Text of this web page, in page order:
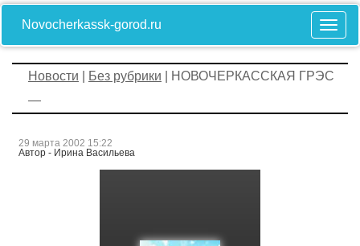
Novocherkassk-gorod.ru
Новости Без рубрики | НОВОЧЕРКАССКАЯ ГРЭС
—
29 марта 2002 15:22
Автор - Ирина Васильева